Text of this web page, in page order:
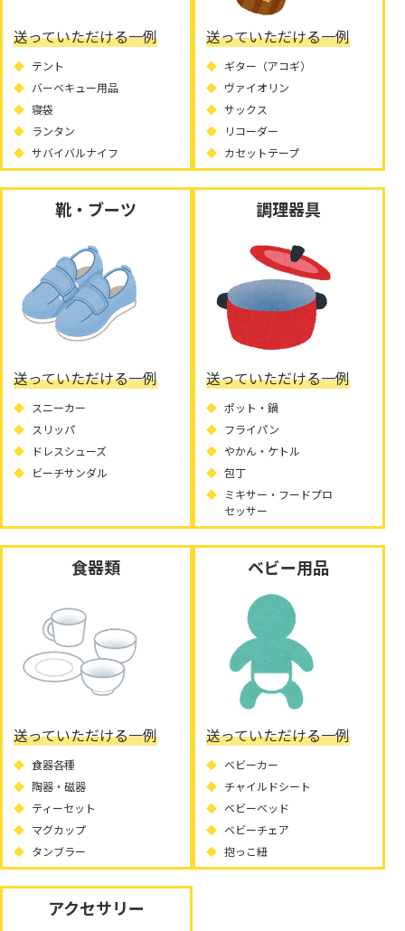
送っていただける一例
テント
バーベキュー用品
寝袋
ランタン
サバイバルナイフ
送っていただける一例
ギター（アコギ）
ヴァイオリン
サックス
リコーダー
カセットテープ
靴・ブーツ
送っていただける一例
スニーカー
スリッパ
ドレスシューズ
ビーチサンダル
調理器具
送っていただける一例
ポット・鍋
フライパン
やかん・ケトル
包丁
ミキサー・フードプロ
セッサー
食器類
送っていただける一例
食器各種
陶器・磁器
ティーセット
マグカップ
タンブラー
ベビー用品
送っていただける一例
ベビーカー
チャイルドシート
ベビーベッド
ベビーチェア
抱っこ紐
アクセサリー